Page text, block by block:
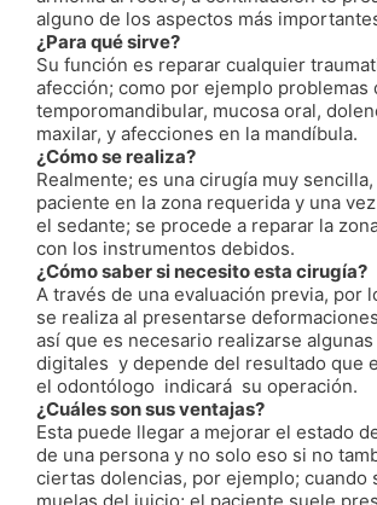
alguno de los aspectos más
¿Para qué sirve?
Su función es reparar cualquier
afección; como por ejemplo problemas
temporomandibular, mucosa oral,
maxilar, y afecciones en la mandíbula.
¿Cómo se realiza?
Realmente; es una cirugía muy
paciente en la zona requerida y una
el sedante; se procede a reparar la
con los instrumentos debidos.
¿Cómo saber si necesito esta cirugía?
A través de una evaluación previa, por
se realiza al presentarse
así que es necesario realizarse
digitales y depende del resultado que
el odontólogo indicará su operación.
¿Cuáles son sus ventajas?
Esta puede llegar a mejorar el estado
de una persona y no solo eso si no
ciertas dolencias, por ejemplo; cuando